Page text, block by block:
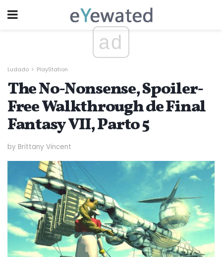
ad
Ludado PlayStation
The No-Nonsense, Spoiler-
Free Walkthrough de Final
Fantasy VII, Parto 5
by Brittany Vincent